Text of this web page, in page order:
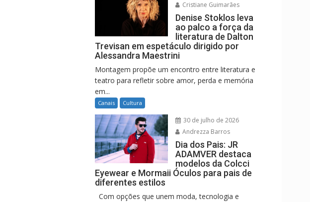
Cristiane Guimarães
Denise Stoklos leva
ao palco a força da
literatura de Dalton
Trevisan em espetáculo dirigido por
Alessandra Maestrini
Montagem propõe um encontro entre literatura e
teatro para refletir sobre amor, perda e memória
em...
Canais Cultura
30 de julho de 2026
Andrezza Barros
Dia dos Pais: JR
ADAMVER destaca
modelos da Colcci
Eyewear e Mormaii Óculos para pais de
diferentes estilos
Com opções que unem moda, tecnologia e